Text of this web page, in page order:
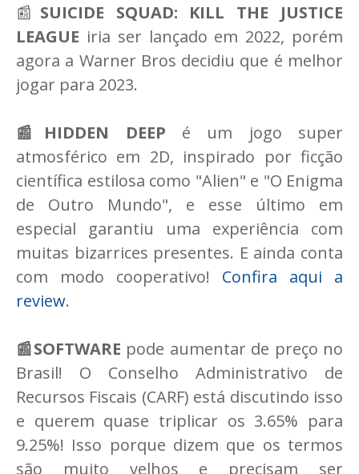
📰 SUICIDE SQUAD: KILL THE JUSTICE
LEAGUE iria ser lançado em 2022, porém
agora a Warner Bros decidiu que é melhor
jogar para 2023.
📰HIDDEN DEEP é um jogo super
atmosférico em 2D, inspirado por ficção
científica estilosa como "Alien" e "O Enigma
de Outro Mundo", e esse último em
especial garantiu uma experiência com
muitas bizarrices presentes. E ainda conta
com modo cooperativo! Confira aqui a
review.
📰SOFTWARE pode aumentar de preço no
Brasil! O Conselho Administrativo de
Recursos Fiscais (CARF) está discutindo isso
e querem quase triplicar os 3.65% para
9.25%! Isso porque dizem que os termos
são muito velhos e precisam ser